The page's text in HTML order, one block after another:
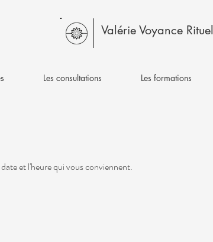
Valérie Voyance Rituel
Les consultations Les formations
et l'heure qui vous conviennent.